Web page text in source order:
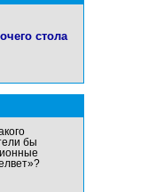
стола
бы